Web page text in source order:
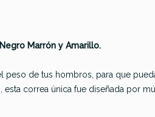
Marrón y Amarillo.
peso de tus hombros, para que
correa única fue diseñada por